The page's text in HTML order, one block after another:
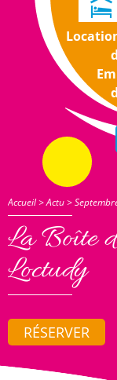
Accueil>Actu>
La Boîte
Loctudy
RÉSERVER